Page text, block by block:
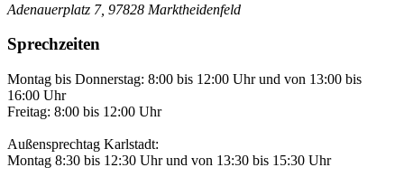
Adenauerplatz 7, 97828 Marktheidenfeld
Sprechzeiten
Montag bis Donnerstag: 8:00 bis 12:00 Uhr und von 13:00 bis
16:00 Uhr
Freitag: 8:00 bis 12:00 Uhr
Außensprechtag Karlstadt:
Montag 8:30 bis 12:30 Uhr und von 13:30 bis 15:30 Uhr